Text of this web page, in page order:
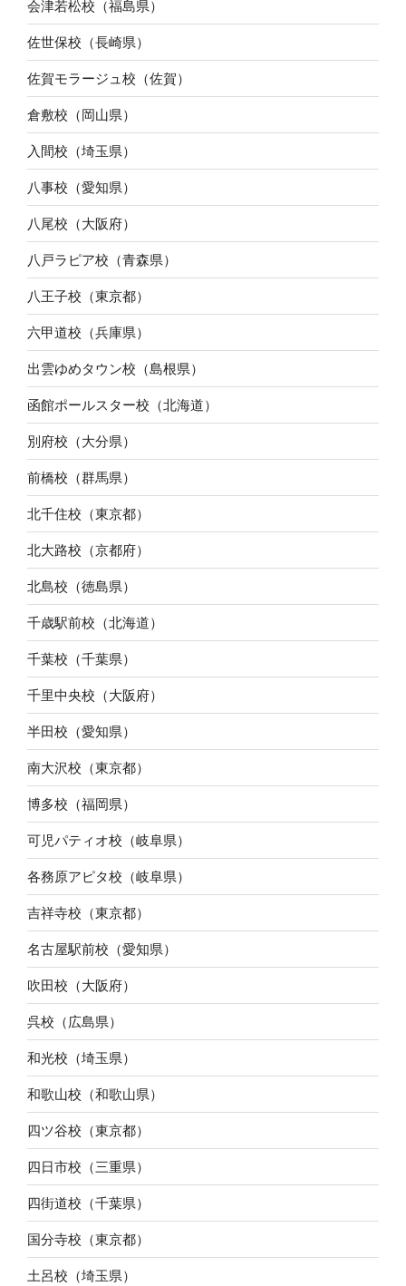
会津若松校（福島県）
佐世保校（長崎県）
佐賀モラージュ校（佐賀）
倉敷校（岡山県）
入間校（埼玉県）
八事校（愛知県）
八尾校（大阪府）
八戸ラピア校（青森県）
八王子校（東京都）
六甲道校（兵庫県）
出雲ゆめタウン校（島根県）
函館ポールスター校（北海道）
別府校（大分県）
前橋校（群馬県）
北千住校（東京都）
北大路校（京都府）
北島校（徳島県）
千歳駅前校（北海道）
千葉校（千葉県）
千里中央校（大阪府）
半田校（愛知県）
南大沢校（東京都）
博多校（福岡県）
可児パティオ校（岐阜県）
各務原アピタ校（岐阜県）
吉祥寺校（東京都）
名古屋駅前校（愛知県）
吹田校（大阪府）
呉校（広島県）
和光校（埼玉県）
和歌山校（和歌山県）
四ツ谷校（東京都）
四日市校（三重県）
四街道校（千葉県）
国分寺校（東京都）
土呂校（埼玉県）